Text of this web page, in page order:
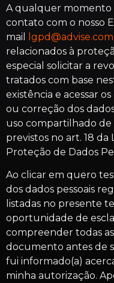
A qualquer momento
contato com o nosso
mail
relacionados à
especial solicitar a
tratados com base
existência e acessar
ou correção dos
uso compartilhado
previstos no art. 18 da
Proteção de Dados
Ao clicar em quero
dos dados pessoais
listadas no presente
oportunidade de
compreender todas
documento antes de
fui informado(a)
minha autorização.